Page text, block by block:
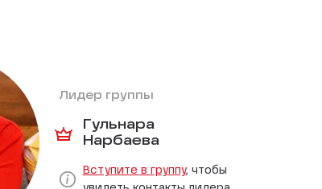
Лидер группы
Гульнара
Нарбаева
Вступите в группу, чтобы